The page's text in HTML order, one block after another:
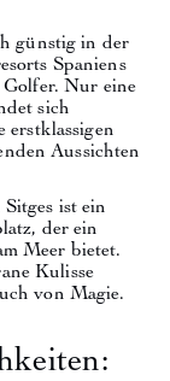
günstig in der
Spaniens
Nur eine
sich
erstklassigen
Aussichten
ist ein
der ein
Meer bietet.
Kulisse
von Magie.